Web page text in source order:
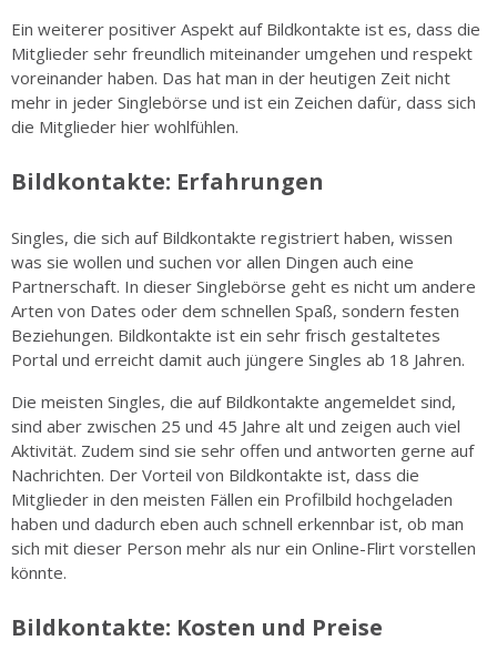
Ein weiterer positiver Aspekt auf Bildkontakte ist es, dass die
Mitglieder sehr freundlich miteinander umgehen und respekt
voreinander haben. Das hat man in der heutigen Zeit nicht
mehr in jeder Singlebörse und ist ein Zeichen dafür, dass sich
die Mitglieder hier wohlfühlen.
Bildkontakte: Erfahrungen
Singles, die sich auf Bildkontakte registriert haben, wissen
was sie wollen und suchen vor allen Dingen auch eine
Partnerschaft. In dieser Singlebörse geht es nicht um andere
Arten von Dates oder dem schnellen Spaß, sondern festen
Beziehungen. Bildkontakte ist ein sehr frisch gestaltetes
Portal und erreicht damit auch jüngere Singles ab 18 Jahren.
Die meisten Singles, die auf Bildkontakte angemeldet sind,
sind aber zwischen 25 und 45 Jahre alt und zeigen auch viel
Aktivität. Zudem sind sie sehr offen und antworten gerne auf
Nachrichten. Der Vorteil von Bildkontakte ist, dass die
Mitglieder in den meisten Fällen ein Profilbild hochgeladen
haben und dadurch eben auch schnell erkennbar ist, ob man
sich mit dieser Person mehr als nur ein Online-Flirt vorstellen
könnte.
Bildkontakte: Kosten und Preise